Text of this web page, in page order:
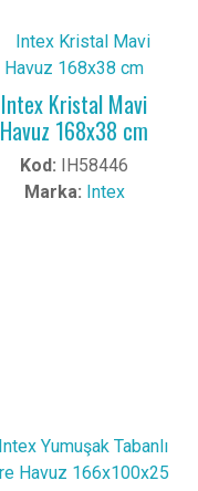
Intex Kristal Mavi
Havuz 168x38 cm
Kod: IH58446
Marka: Intex